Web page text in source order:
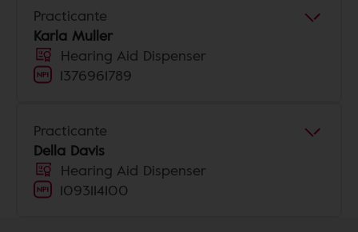
Practicante
Karla Muller
Hearing Aid Dispenser
1376961789
Practicante
Della Davis
Hearing Aid Dispenser
1093114100